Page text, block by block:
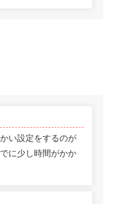
い設定をするのが
に少し時間がかか